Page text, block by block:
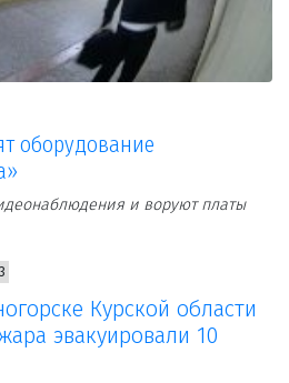
оборудование
и воруют платы
Курской области
эвакуировали 10